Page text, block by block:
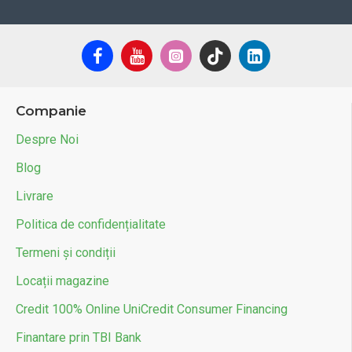
Companie
Despre Noi
Blog
Livrare
Politica de confidențialitate
Termeni și condiții
Locații magazine
Credit 100% Online UniCredit Consumer Financing
Finantare prin TBI Bank